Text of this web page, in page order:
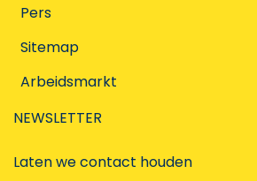
Pers
Sitemap
Arbeidsmarkt
NEWSLETTER
Laten we contact houden